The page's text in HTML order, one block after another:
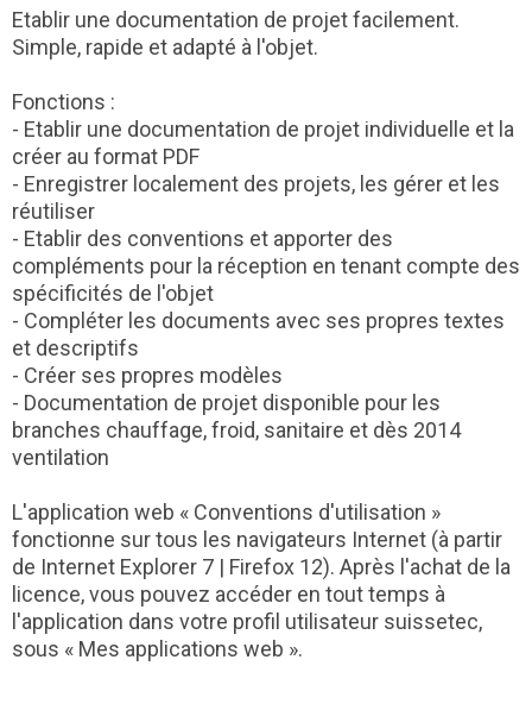
Etablir une documentation de projet facilement.
Simple, rapide et adapté à l'objet.
Fonctions :
- Etablir une documentation de projet individuelle et la
créer au format PDF
- Enregistrer localement des projets, les gérer et les
réutiliser
- Etablir des conventions et apporter des
compléments pour la réception en tenant compte des
spécificités de l'objet
- Compléter les documents avec ses propres textes
et descriptifs
- Créer ses propres modèles
- Documentation de projet disponible pour les
branches chauffage, froid, sanitaire et dès 2014
ventilation
L'application web « Conventions d'utilisation »
fonctionne sur tous les navigateurs Internet (à partir
de Internet Explorer 7 | Firefox 12). Après l'achat de la
licence, vous pouvez accéder en tout temps à
l'application dans votre profil utilisateur suissetec,
sous « Mes applications web ».